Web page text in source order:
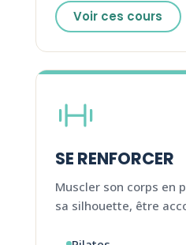
Voir ces cours
SE RENFORCER
Muscler son corps en
sa silhouette, être